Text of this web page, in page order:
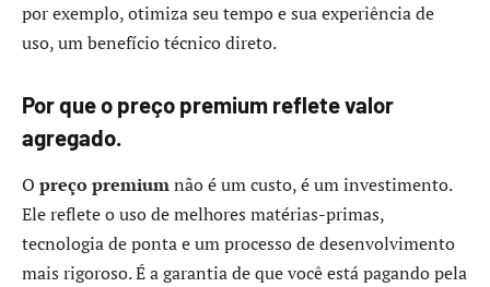
por exemplo, otimiza seu tempo e sua experiência de
uso, um benefício técnico direto.
Por que o preço premium reflete valor
agregado.
O preço premiumnão é um custo, é um investimento.
Ele reflete o uso de melhores matérias-primas,
tecnologia de ponta e um processo de desenvolvimento
mais rigoroso. É a garantia de que você está pagando pela